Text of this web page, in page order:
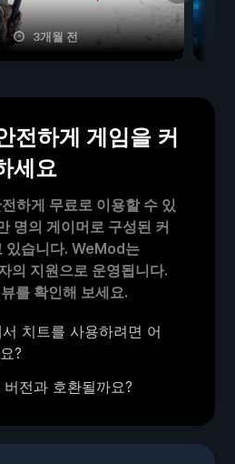
3개월 전
전하게 게임을 커
세요
하게 무료로 이용할 수 있
명의 게이머로 구성된 커
있습니다. WeMod는
의 지원으로 운영됩니다.
를 확인해 보세요.
치트를 사용하려면 어
?
전과 호환될까요?